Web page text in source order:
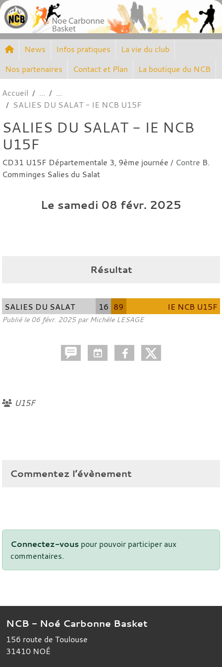
News Infos pratiques
La vie du club
Nos partenaires
Contact et Plan La boutique du NCB
Accueil
SALIES DU SALAT - IE NCB U15F
SALIES DU SALAT - IE NCB
U15F
CD31 U15F Départementale 3, 9ème journée / Contre B.
Comminges Salies du Salat
Le samedi 08 févr. 2025
Résultat
SALIES DU SALAT 16 89 IE NCB U15F
Publié le 06 févr. 2025par Michèle LESAGE
U15F
Commentez l’évènement
Connectez-vous pour pouvoir participer aux
commentaires.
NCB - Noé Carbonne Basket
156 route de Toulouse
31410 NOÉ
Panneau de gestion des cookies